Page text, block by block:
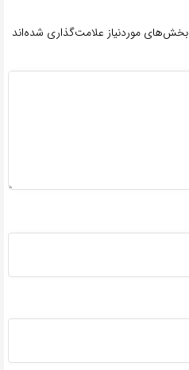
بخش‌های موردنیاز علامت‌گذاری شده‌اند